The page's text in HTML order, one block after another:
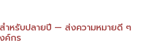
ำหรับปลายปี — ส่งความหมายดี ๆ
ค์กร